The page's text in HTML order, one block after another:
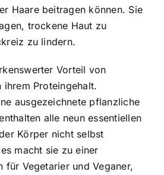
Haare beitragen können. Sie
trockene Haut zu
zu lindern.
Vorteil von
ihrem Proteingehalt.
ausgezeichnete pflanzliche
alle neun essentiellen
Körper nicht selbst
macht sie zu einer
für Vegetarier und Veganer,